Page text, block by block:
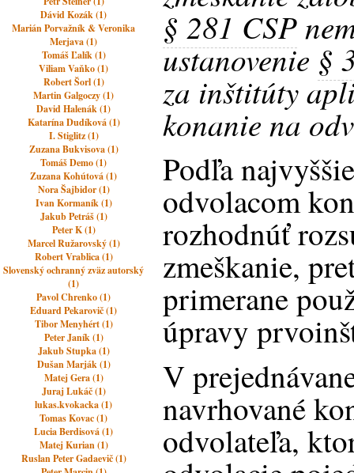
Dávid Kozák (1)
Marián Porvažník & Veronika
Merjava (1)
Tomáš Ľalík (1)
Viliam Vaňko (1)
Robert Šorl (1)
Martin Galgoczy (1)
David Halenák (1)
Katarína Dudíková (1)
I. Stiglitz (1)
Zuzana Bukvisova (1)
Tomáš Demo (1)
Zuzana Kohútová (1)
Nora Šajbidor (1)
Ivan Kormaník (1)
Jakub Petráš (1)
Peter K (1)
Marcel Ružarovský (1)
Robert Vrablica (1)
Slovenský ochranný zväz autorský
(1)
Pavol Chrenko (1)
Eduard Pekarovič (1)
Tibor Menyhért (1)
Peter Janík (1)
Jakub Stupka (1)
Dušan Marják (1)
Matej Gera (1)
Juraj Lukáč (1)
lukas.kvokacka (1)
Tomas Kovac (1)
Lucia Berdisová (1)
Matej Kurian (1)
Ruslan Peter Gadaevič (1)
§ 281 CSP
ustanovenie §
za inštitúty
konanie na
Podľa
odvolacom
rozhodnúť
zmeškanie,
primerane
úpravy
V
navrhované
odvolateľa,